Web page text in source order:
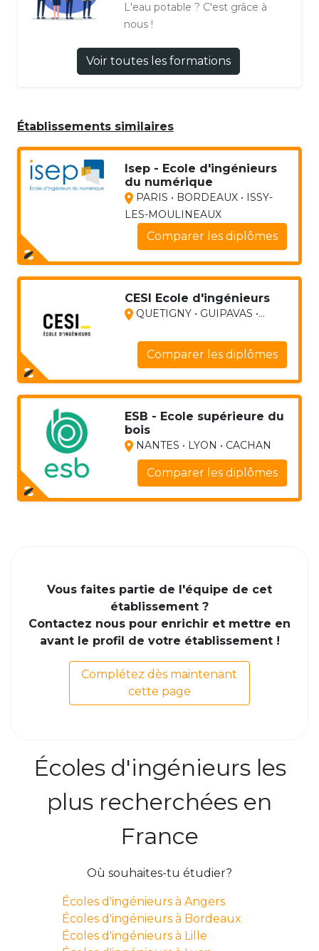
L'eau potable ? C'est grâce à
nous !
Voir toutes les formations
Établissements similaires
Isep - Ecole d'ingénieurs
du numérique
PARIS • BORDEAUX • ISSY-
LES-MOULINEAUX
Comparer les diplômes
CESI Ecole d'ingénieurs
QUETIGNY • GUIPAVAS •...
Comparer les diplômes
ESB - Ecole supérieure du
bois
NANTES • LYON • CACHAN
Comparer les diplômes
Vous faites partie de l'équipe de cet
établissement ?
Contactez nous pour enrichir et mettre en
avant le profil de votre établissement !
Complétez dès maintenant
cette page
Écoles d'ingénieurs les
plus recherchées en
France
Où souhaites-tu étudier?
Écoles d'ingénieurs à Angers
Écoles d'ingénieurs à Bordeaux
Écoles d'ingénieurs à Lille